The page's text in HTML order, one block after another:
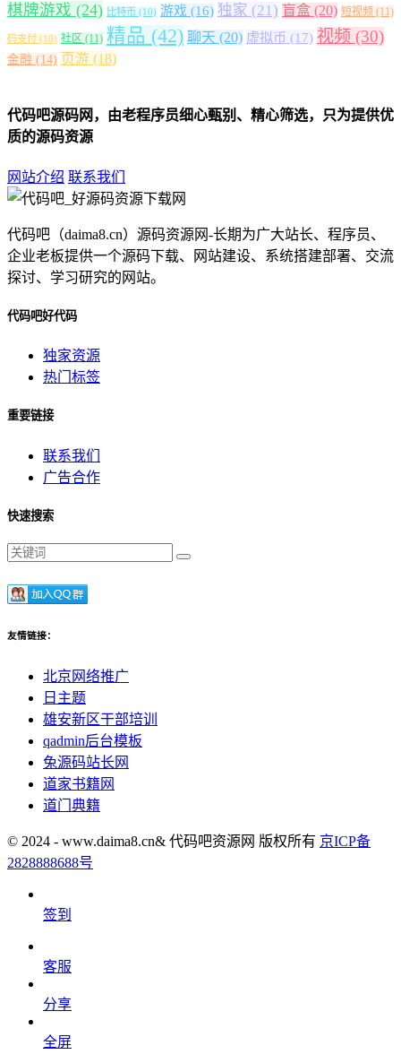
棋牌游戏 (24) 比特币 (10) 游戏 (16) 独家 (21) 盲盒 (20) 短视频 (11)
码支付 (10) 社区 (11) 精品 (42) 聊天 (20) 虚拟币 (17) 视频 (30)
金融 (14) 页游 (18)
代码吧源码网，由老程序员细心甄别、精心筛选，只为提供优
质的源码资源
网站介绍 联系我们
代码吧（daima8.cn）源码资源网-长期为广大站长、程序员、
企业老板提供一个源码下载、网站建设、系统搭建部署、交流
探讨、学习研究的网站。
代码吧好代码
独家资源
热门标签
重要链接
联系我们
广告合作
快速搜索
友情链接：
北京网络推广
日主题
雄安新区干部培训
qadmin后台模板
兔源码站长网
道家书籍网
道门典籍
© 2024 - www.daima8.cn& 代码吧资源网 版权所有 京ICP备
2828888688号
签到
客服
分享
全屏